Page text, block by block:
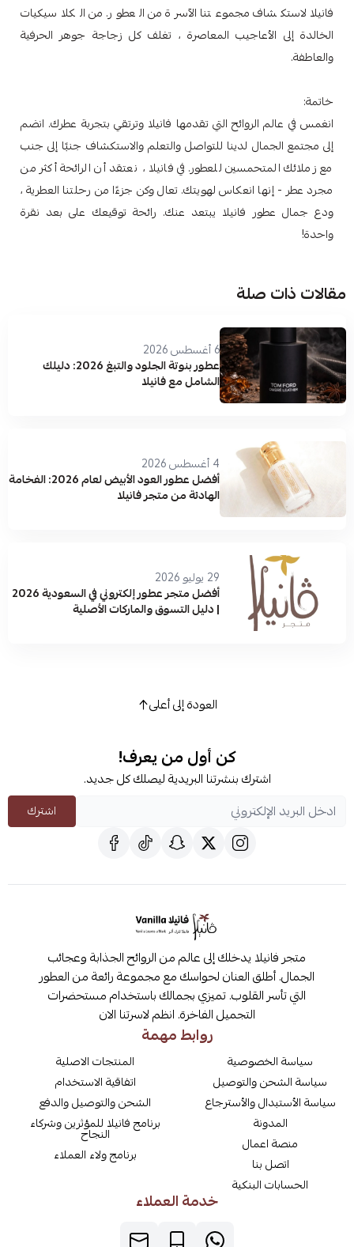
فانيلا لاستكشاف مجموعتنا الآسرة من العطور. من الكلاسيكيات
الخالدة إلى الأعاجيب المعاصرة ، تغلف كل زجاجة جوهر الحرفية
والعاطفة.
خاتمة:
انغمس في عالم الروائح التي تقدمها فانيلا وترتقي بتجربة عطرك. انضم
إلى مجتمع الجمال لدينا للتواصل والتعلم والاستكشاف جنبًا إلى جنب
مع زملائك المتحمسين للعطور. في فانيلا ، نعتقد أن الرائحة أكثر من
مجرد عطر - إنها انعكاس لهويتك. تعال وكن جزءًا من رحلتنا العطرية ،
ودع جمال عطور فانيلا يبتعد عنك. رائحة توقيعك على بعد نقرة
واحدة!
مقالات ذات صلة
6 أغسطس 2026
عطور بنوتة الجلود والتبغ 2026: دليلك
الشامل مع فانيلا
4 أغسطس 2026
أفضل عطور العود الأبيض لعام 2026: الفخامة
الهادئة من متجر فانيلا
29 يوليو 2026
أفضل متجر عطور إلكتروني في السعودية 2026
| دليل التسوق والماركات الأصلية
العودة إلى أعلى
كن أول من يعرف!
اشترك بنشرتنا البريدية ليصلك كل جديد.
اشترك
متجر فانيلا يدخلك إلى عالم من الروائح الجذابة وعجائب
الجمال. أطلق العنان لحواسك مع مجموعة رائعة من العطور
التي تأسر القلوب. تميزي بجمالك باستخدام مستحضرات
التجميل الفاخرة. انظم لاسرتنا الان
روابط مهمة
سياسة الخصوصية
سياسة الشحن والتوصيل
سياسة الأستبدال والأسترجاع
المدونة
منصة اعمال
اتصل بنا
الحسابات البنكية
المنتجات الاصلية
اتفاقية الاستخدام
الشحن والتوصيل والدفع
برنامج فانيلا للمؤثرين وشركاء
النجاح
برنامج ولاء العملاء
خدمة العملاء